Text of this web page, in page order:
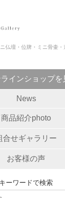
仏壇・位牌・ミニ骨壷
インショップを
News
商品紹介photo
合せギャラリー
お客様の声
キーワードで検索